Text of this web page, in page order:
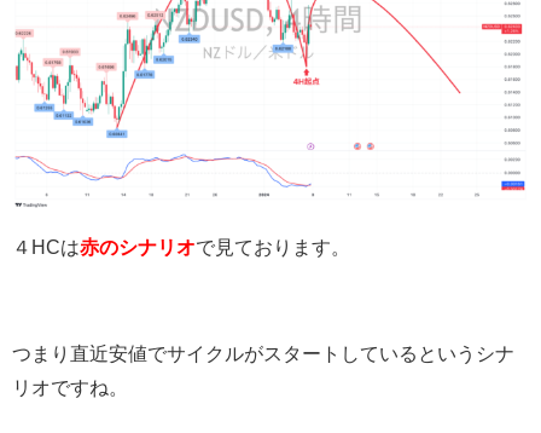
４HCは赤のシナリオで見ております。
つまり直近安値でサイクルがスタートしているというシナ
リオですね。